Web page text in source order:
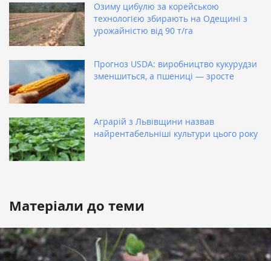
Озиму цибулю за корейською
технологією збирають на Одещині з
урожайністю від 90 т/га
Прогноз USDA: виробництво кукурудзи
зменшиться, а пшениці — зросте
Аграрій з Львівщини назвав
найрентабельніші культури цього року
Матеріали до теми